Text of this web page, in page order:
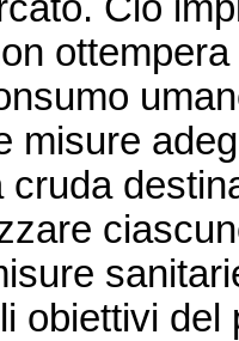
misure
obiettivi